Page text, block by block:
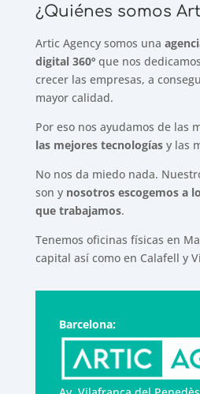
¿Quiénes somos
Artic Agency somos una
digital 360ºque nos
crecer las empresas, a
mayor calidad.
Por eso nos ayudamos de las
las mejores tecnologíasy las
No nos da miedo nada.
son y nosotros escogemos a
que trabajamos.
Tenemos oficinas físicas en
capital así como en Calafell y
Barcelona: